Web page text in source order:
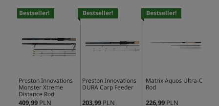
Bestseller!
Preston Innovations
Monster Xtreme
Distance Rod
409,99 PLN
Bestseller!
Preston Innovations
DURA Carp Feeder
203,99 PLN
Bestseller!
Matrix Aquos Ultra-C
Rod
226,99 PLN